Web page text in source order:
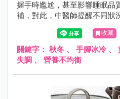
握手時尷尬，甚至影響睡眠品
補，對此，中醫師提醒不同狀
收藏
關鍵字： 秋冬 、 手腳冰冷 、
失調 、 營養不均衡